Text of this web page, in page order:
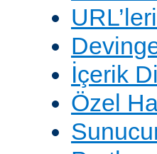
İçerik
Özel